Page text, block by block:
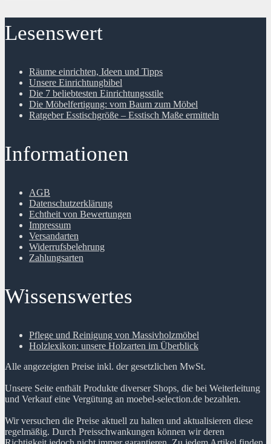
Lesenswert
Räume einrichten, Ideen und Tipps
Unsere Einrichtungbibel
Die 7 beliebtesten Einrichtungsstile
Die Möbelfertigung: vom Baum zum Möbel
Ratgeber Esstischgröße – Esstisch Maße ermitteln
Informationen
AGB
Datenschutzerklärung
Echtheit von Bewertungen
Impressum
Versandarten
Widerrufsbelehrung
Zahlungsarten
Wissenswertes
Pflege und Reinigung von Massivholzmöbel
Holzlexikon: unsere Holzarten im Überblick
Alle angezeigten Preise inkl. der gesetzlichen MwSt.
Unsere Seite enthält Produkte diverser Shops, die bei Weiterleitung
und Verkauf eine Vergütung an moebel-selection.de bezahlen.
Wir versuchen die Preise aktuell zu halten und aktualisieren diese
regelmäßig. Durch Preisschwankungen können wir deren